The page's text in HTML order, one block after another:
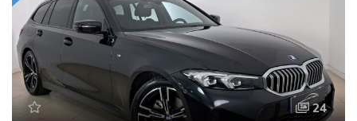
24